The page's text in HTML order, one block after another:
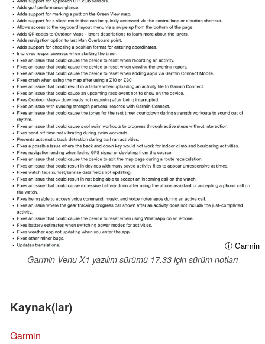
ⓘ Garmin
Garmin Venu X1 yazılım sürümü 17.33 için sürüm notları
Kaynak(lar)
Garmin